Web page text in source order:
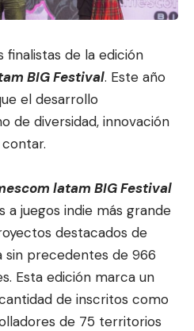
finalistas de la edición
BIG Festival. Este año
el desarrollo
de diversidad, innovación
latam BIG Festival
juegos indie más grande
destacados de
precedentes de 966
Esta edición marca un
de inscritos como
de 75 territorios